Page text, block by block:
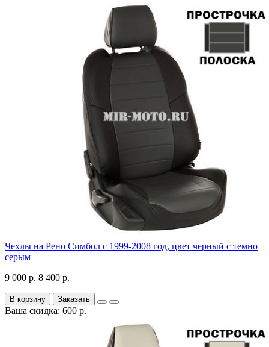
Чехлы на Рено Симбол с 1999-2008 год, цвет черный с темно
серым
9 000 р. 8 400 р.
В корзину Заказать
Ваша скидка: 600 р.